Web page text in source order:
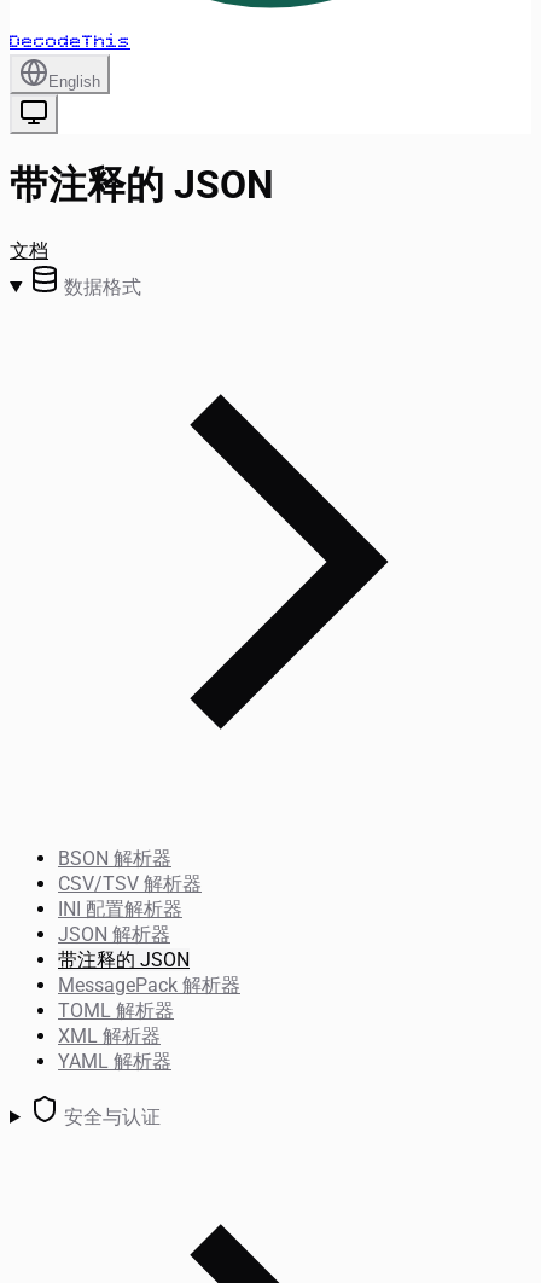
DecodeThis
English
带注释的 JSON
文档
数据格式
BSON 解析器
CSV/TSV 解析器
INI 配置解析器
JSON 解析器
带注释的 JSON
MessagePack 解析器
TOML 解析器
XML 解析器
YAML 解析器
安全与认证